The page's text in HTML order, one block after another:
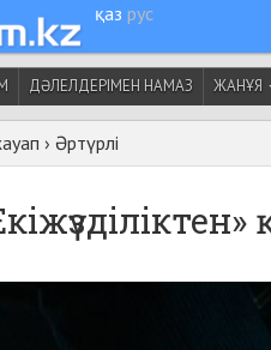
қаз рус
ДӘЛЕЛДЕРІМЕН НАМАЗ ЖАНҰЯ
› Әртүрлі